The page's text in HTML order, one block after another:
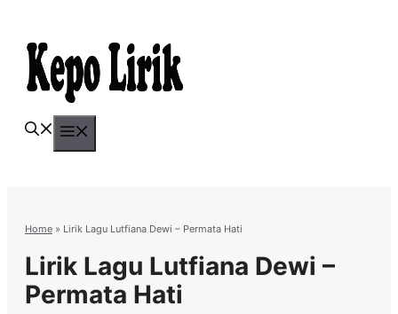
content
Home » Lirik Lagu Lutfiana Dewi – Permata Hati
Lirik Lagu Lutfiana Dewi –
Permata Hati